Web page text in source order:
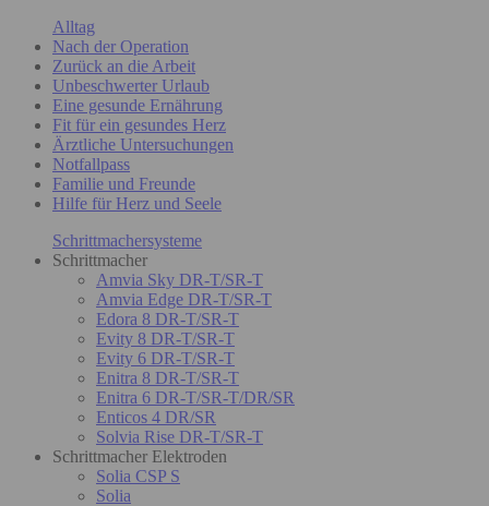
Alltag
Nach der Operation
Zurück an die Arbeit
Unbeschwerter Urlaub
Eine gesunde Ernährung
Fit für ein gesundes Herz
Ärztliche Untersuchungen
Notfallpass
Familie und Freunde
Hilfe für Herz und Seele
Schrittmachersysteme
Schrittmacher
Amvia Sky DR-T/SR-T
Amvia Edge DR-T/SR-T
Edora 8 DR-T/SR-T
Evity 8 DR-T/SR-T
Evity 6 DR-T/SR-T
Enitra 8 DR-T/SR-T
Enitra 6 DR-T/SR-T/DR/SR
Enticos 4 DR/SR
Solvia Rise DR-T/SR-T
Schrittmacher Elektroden
Solia CSP S
Solia